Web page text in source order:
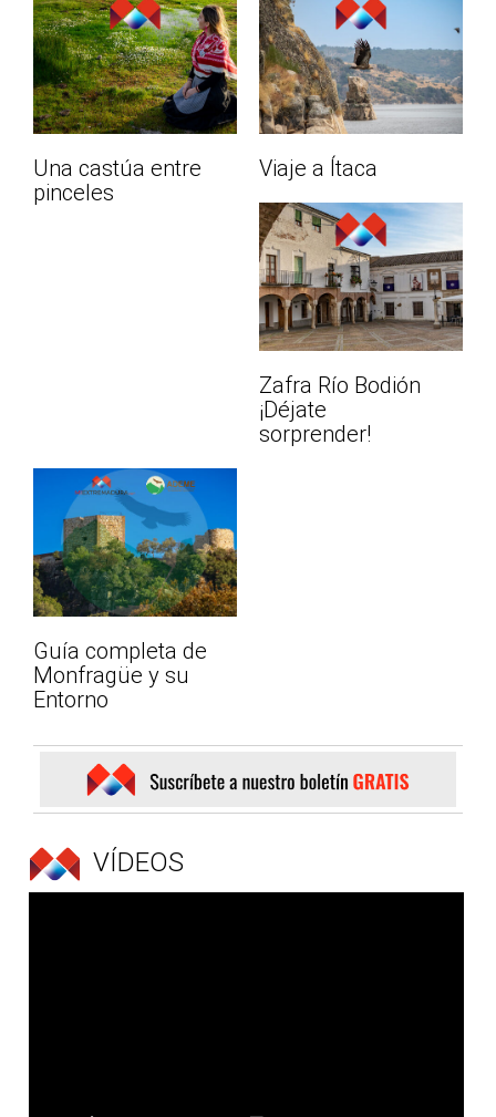
Una castúa entre
pinceles
Viaje a Ítaca
Zafra Río Bodión
¡Déjate
sorprender!
Guía completa de
Monfragüe y su
Entorno
VÍDEOS